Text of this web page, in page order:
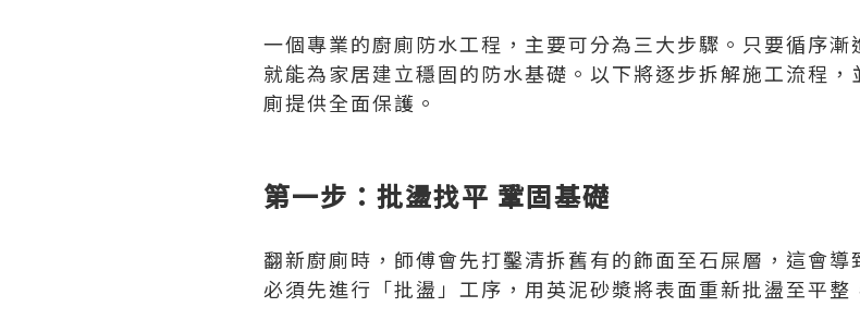
一個專業的廚廁防水工程，主要可分為三大步驟。只要循序漸
就能為家居建立穩固的防水基礎。以下將逐步拆解施工流程
廁提供全面保護。
第一步：批盪找平 鞏固基礎
翻新廚廁時，師傅會先打鑿清拆舊有的飾面至石屎層，這會導
必須先進行「批盪」工序，用英泥砂漿將表面重新批盪至平整